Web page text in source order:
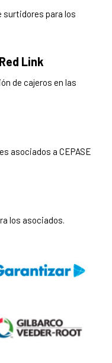
surtidores para los
Link
de cajeros en las
asociados a CEPASE
los asociados.